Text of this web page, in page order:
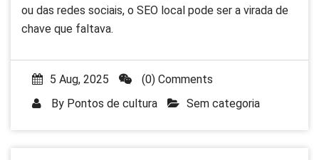
ou das redes sociais, o SEO local pode ser a virada de
chave que faltava.
5 Aug, 2025
(0) Comments
By Pontos de cultura Sem categoria